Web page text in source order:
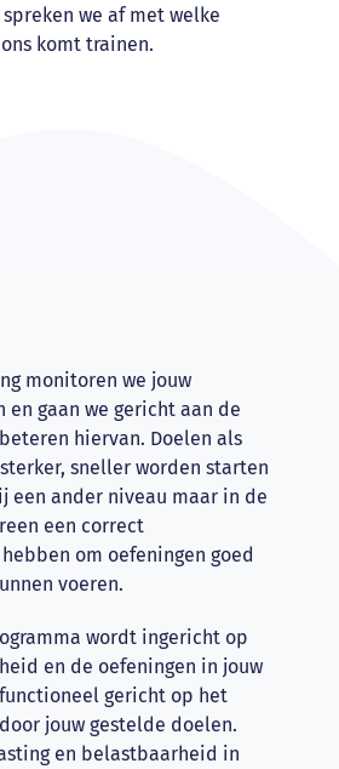
we af met welke
komt trainen.
monitoren we jouw
en gaan we gericht aan de
hiervan. Doelen als
sneller worden starten
een ander niveau maar in de
een correct
om oefeningen goed
voeren.
wordt ingericht op
en de oefeningen in jouw
gericht op het
jouw gestelde doelen.
en belastbaarheid in